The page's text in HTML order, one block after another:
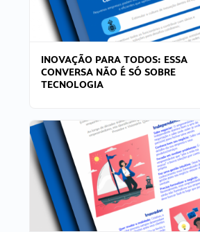
INOVAÇÃO PARA TODOS: ESSA
CONVERSA NÃO É SÓ SOBRE
TECNOLOGIA